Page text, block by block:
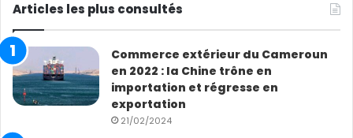
Articles les plus consultés
Commerce extérieur du Cameroun
en 2022 : la Chine trône en
importation et régresse en
exportation
21/02/2024